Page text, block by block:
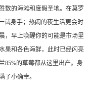
数的海滩和度假圣地。在莫罗
试身手；热闹的夜生活更会时
，早上唤醒你的可能是市场里
果和各色海鲜，此时已经闪亮
85%的草莓都从这里出产。身
了小确幸。